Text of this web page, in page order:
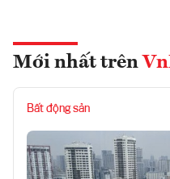
Mới nhất trên
Bất động sản